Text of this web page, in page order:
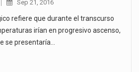
Sep 21, 2016
refiere que durante el transcurso
irían en progresivo ascenso,
se presentaría…